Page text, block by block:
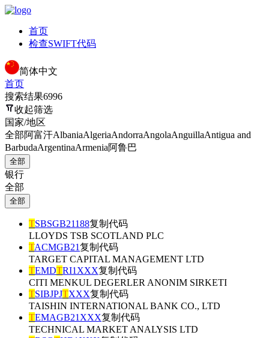
首页
检查SWIFT代码
简体中文
首页
搜索结果6996
收起筛选
国家/地区
全部阿富汗AlbaniaAlgeriaAndorraAngolaAnguillaAntigua and
BarbudaArgentinaArmenia阿鲁巴
全部
银行
全部
全部
TSBSGB21188复制代码
LLOYDS TSB SCOTLAND PLC
TACMGB21复制代码
TARGET CAPITAL MANAGEMENT LTD
TEMDTRI1XXX复制代码
CITI MENKUL DEGERLER ANONIM SIRKETI
TSIBJPJTXXX复制代码
TAISHIN INTERNATIONAL BANK CO., LTD
TEMAGB21XXX复制代码
TECHNICAL MARKET ANALYSIS LTD